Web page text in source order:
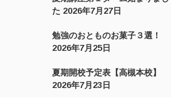
た 2026年7月27日
勉強のおとものお菓子３選！
2026年7月25日
夏期開校予定表【高槻本校】
2026年7月23日